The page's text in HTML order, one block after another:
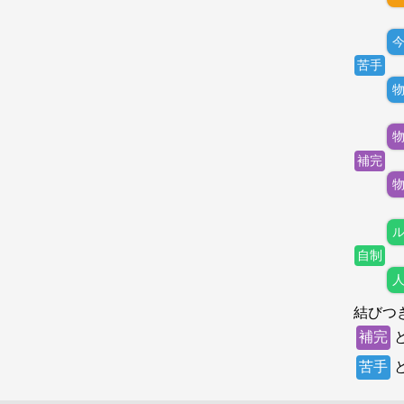
苦手
補完
自制
結びつ
補完
苦手